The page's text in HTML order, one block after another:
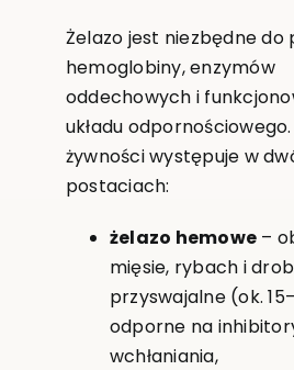
Żelazo jest niezbędne do
hemoglobiny, enzymów
oddechowych i
układu
żywności występuje w
postaciach:
żelazo hemowe –
mięsie, rybach i
przyswajalne (ok.
odporne na
wchłaniania,